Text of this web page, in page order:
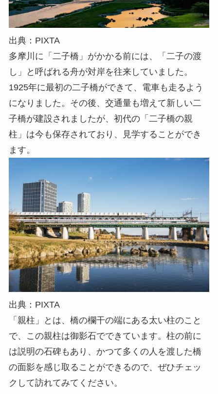
出典：PIXTA
多摩川に「二子橋」がかかる前には、「二子の渡
し」と呼ばれる舟が対岸を往来していました。
1925年に最初の二子橋ができて、電車も走るよう
になりました。その後、交通量も増えて新しい二
子橋が建設されましたが、初代の「二子橋の親
柱」は今も保存されており、見学することができ
ます。
出典：PIXTA
「親柱」とは、橋の欄干の端にある太い柱のこと
で、この親柱は御影石でできています。柱の前に
は説明の石碑もあり、かつて多くの人を渡した橋
の面影を感じ取ることができるので、ぜひチェッ
クして訪れてみてください。